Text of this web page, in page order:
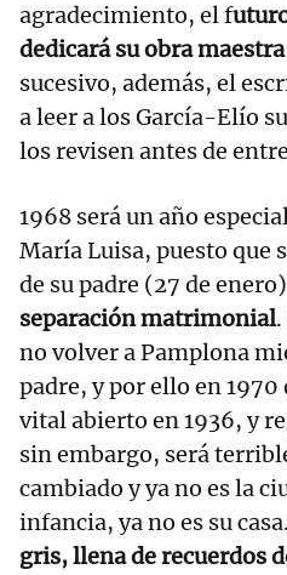
agradecimiento, el f
dedicará su obra
sucesivo, además, el
a leer a los García-Elío
los revisen antes de
1968 será un año
María Luisa, puesto que
de su padre (27 de
separación matrimonial
no volver a Pamplona
padre, y por ello en
vital abierto en 1936, y
sin embargo, será
cambiado y ya no es la
infancia, ya no es su casa.
gris, llena de recuerdos